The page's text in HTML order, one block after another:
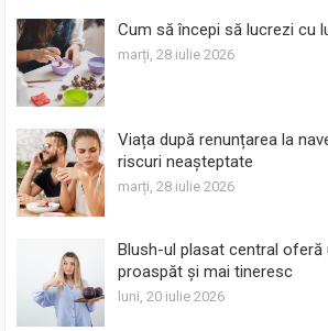
Cum să începi să lucrezi cu
marți, 28 iulie 2026
Viața după renunțarea la
riscuri neașteptate
marți, 28 iulie 2026
Blush-ul plasat central oferă
proaspăt și mai tineresc
luni, 20 iulie 2026